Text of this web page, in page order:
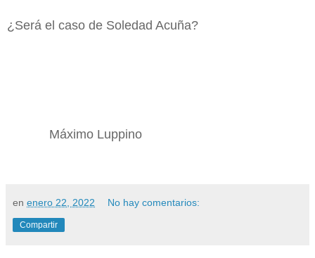
¿Será el caso de Soledad Acuña?
Máximo Luppino
en enero 22, 2022 No hay comentarios:
Compartir